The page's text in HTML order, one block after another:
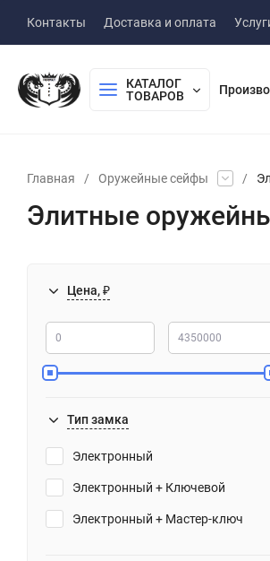
Контакты Доставка и оплата
КАТАЛОГ
ТОВАРОВ
Главная / Оружейные сейфы /
Элитные
Цена, ₽
Тип замка
Электронный
Электронный + Ключевой
Электронный + Мастер-ключ